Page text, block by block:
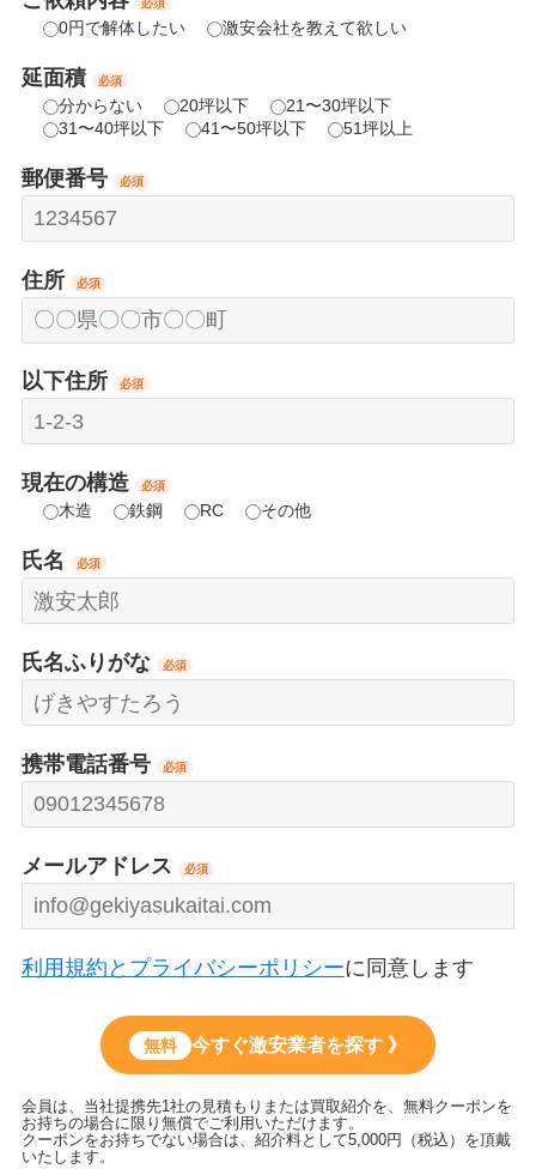
必須
0円で解体したい 激安会社を教えて欲しい
延面積 必須
分からない 20坪以下
21〜30坪以下
31〜40坪以下
41〜50坪以下 51坪以上
郵便番号 必須
住所 必須
以下住所 必須
現在の構造 必須
木造 鉄鋼 RC その他
氏名 必須
氏名ふりがな 必須
携帯電話番号 必須
メールアドレス 必須
利用規約とプライバシーポリシーに同意します
無料 今すぐ激安業者を探す 》
会員は、当社提携先1社の見積もりまたは買取紹介を、無料クーポンを
お持ちの場合に限り無償でご利用いただけます。
クーポンをお持ちでない場合は、紹介料として5,000円（税込）を頂戴
いたします。